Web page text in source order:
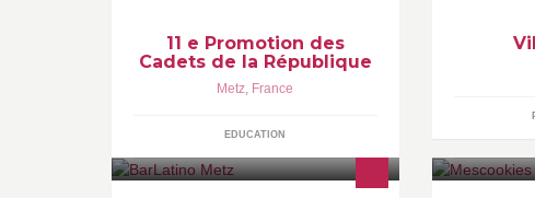
11 e Promotion des
Cadets de la République
Metz, France
EDUCATION